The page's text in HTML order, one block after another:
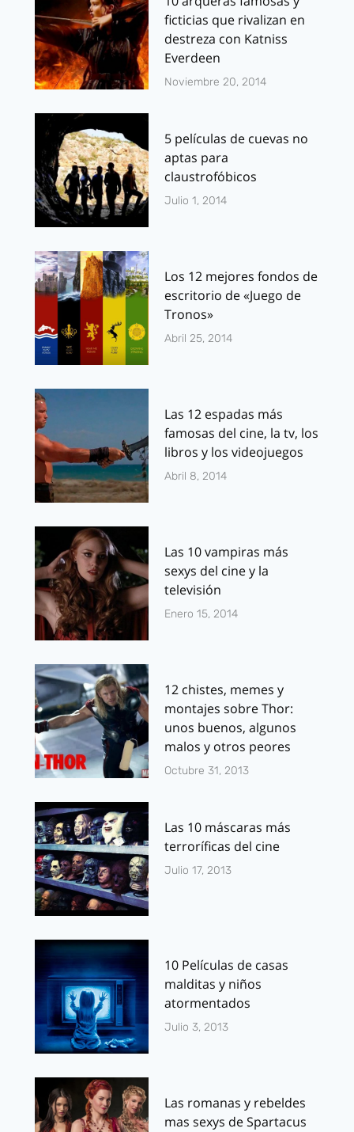
ficticias que rivalizan en
destreza con Katniss
Everdeen
Noviembre 20, 2014
5 películas de cuevas no
aptas para
claustrofóbicos
Julio 1, 2014
Los 12 mejores fondos de
escritorio de «Juego de
Tronos»
Abril 25, 2014
Las 12 espadas más
famosas del cine, la tv, los
libros y los videojuegos
Abril 8, 2014
Las 10 vampiras más
sexys del cine y la
televisión
Enero 15, 2014
12 chistes, memes y
montajes sobre Thor:
unos buenos, algunos
malos y otros peores
Octubre 31, 2013
Las 10 máscaras más
terroríficas del cine
Julio 17, 2013
10 Películas de casas
malditas y niños
atormentados
Julio 3, 2013
Las romanas y rebeldes
mas sexys de Spartacus